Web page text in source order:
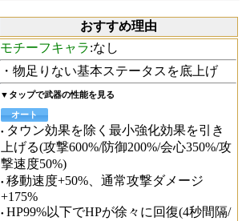
おすすめ理由
モチーフキャラ:なし
・物足りない基本ステータスを底上げ
▼タップで武器の性能を見る
オート
タウン効果を除く最小強化効果を引き
上げる(攻撃600%/防御200%/会心350%/攻
撃速度50%)
移動速度+50%、通常攻撃ダメージ
+175%
HP99%以下でHPが徐々に回復(4秒間隔/